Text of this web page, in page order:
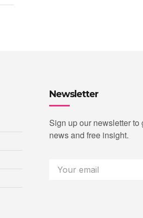
Newsletter
Sign up our newsletter
news and free insight.